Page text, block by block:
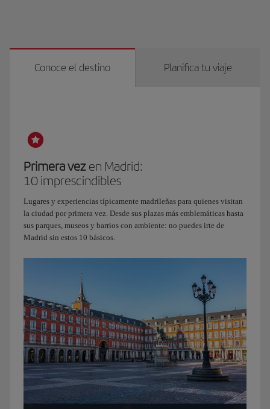
Conoce el destino Planifica tu viaje
Primera vez en Madrid:
10 imprescindibles
Lugares y experiencias típicamente madrileñas para quienes visitan
la ciudad por primera vez. Desde sus plazas más emblemáticas hasta
sus parques, museos y barrios con ambiente: no puedes irte de
Madrid sin estos 10 básicos.